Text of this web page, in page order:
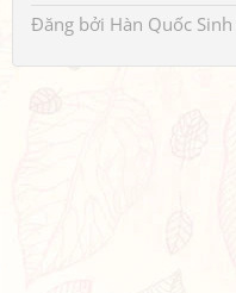
Đăng bởi Hàn Quốc Sinh